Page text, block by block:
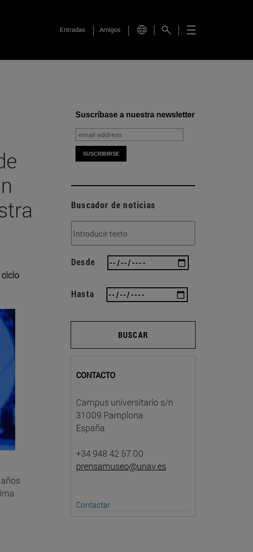
Entradas Amigos
Suscríbase a nuestra newsletter
Buscador de noticias
Desde
Hasta
BUSCAR
CONTACTO
Campus universitario s/n
31009 Pamplona
España
+34 948 42 57 00
prensamuseo@unav.es
Contactar